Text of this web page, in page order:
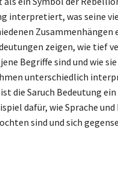
interpretiert, was seine
Zusammenhängen
zeigen, wie tief
Begriffe sind und wie
unterschiedlich
die Saruch Bedeutung ein
dafür, wie Sprache
sind und sich